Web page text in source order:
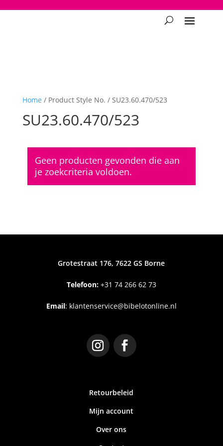
Home/ Product Style No. / SU23.60.470/523
SU23.60.470/523
Geen producten gevonden die aan
je zoekcriteria voldoen.
Grotestraat 176, 7622 GS Borne
Telefoon:+31 74 266 62 73
Email: klantenservice@bibelotonline.nl
Retourbeleid
Mijn account
Over ons